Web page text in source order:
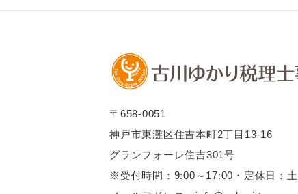
〒658-0051
神戸市東灘区住吉本町2丁目13-16
グランフォーレ住吉301号
※受付時間：9:00～17:00・定休日：